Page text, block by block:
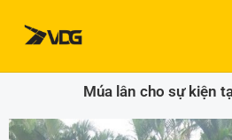
dung
Múa lân cho sự kiện